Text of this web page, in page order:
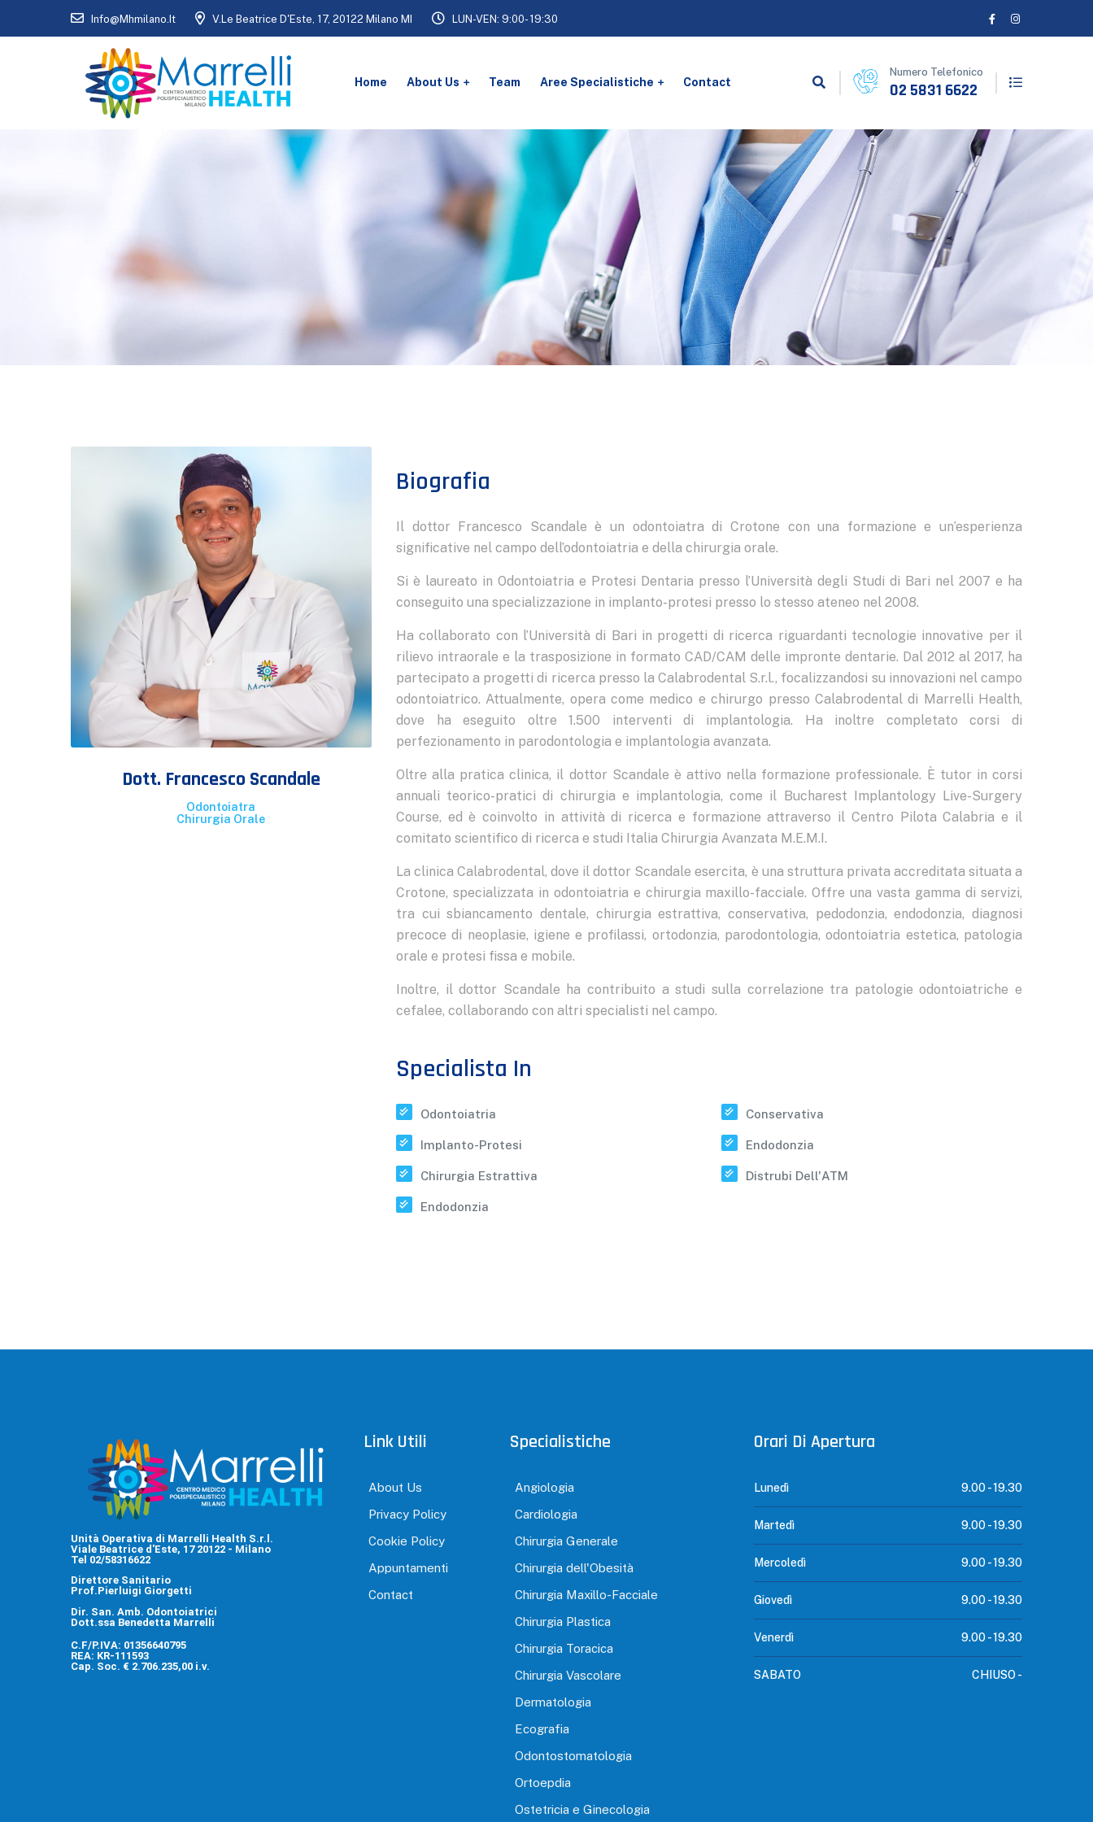
Info@mhmilano.it V.le Beatrice D'Este, 17, 20122 Milano MI LUN-VEN: 9:00- 19:30
Home About Us Team Aree Specialistiche Contact
Numero Telefonico
02 5831 6622
Dott. Francesco Scandale
Odontoiatra
Chirurgia Orale
Biografia
Il dottor Francesco Scandale è un odontoiatra di Crotone con una formazione e un’esperienza
significative nel campo dell’odontoiatria e della chirurgia orale.
Si è laureato in Odontoiatria e Protesi Dentaria presso l’Università degli Studi di Bari nel 2007 e ha
conseguito una specializzazione in implanto-protesi presso lo stesso ateneo nel 2008.
Ha collaborato con l’Università di Bari in progetti di ricerca riguardanti tecnologie innovative per il
rilievo intraorale e la trasposizione in formato CAD/CAM delle impronte dentarie. Dal 2012 al 2017, ha
partecipato a progetti di ricerca presso la Calabrodental S.r.l., focalizzandosi su innovazioni nel campo
odontoiatrico. Attualmente, opera come medico e chirurgo presso Calabrodental di Marrelli Health,
dove ha eseguito oltre 1.500 interventi di implantologia. Ha inoltre completato corsi di
perfezionamento in parodontologia e implantologia avanzata.
Oltre alla pratica clinica, il dottor Scandale è attivo nella formazione professionale. È tutor in corsi
annuali teorico-pratici di chirurgia e implantologia, come il Bucharest Implantology Live-Surgery
Course, ed è coinvolto in attività di ricerca e formazione attraverso il Centro Pilota Calabria e il
comitato scientifico di ricerca e studi Italia Chirurgia Avanzata M.E.M.I.
La clinica Calabrodental, dove il dottor Scandale esercita, è una struttura privata accreditata situata a
Crotone, specializzata in odontoiatria e chirurgia maxillo-facciale. Offre una vasta gamma di servizi,
tra cui sbiancamento dentale, chirurgia estrattiva, conservativa, pedodonzia, endodonzia, diagnosi
precoce di neoplasie, igiene e profilassi, ortodonzia, parodontologia, odontoiatria estetica, patologia
orale e protesi fissa e mobile.
Inoltre, il dottor Scandale ha contribuito a studi sulla correlazione tra patologie odontoiatriche e
cefalee, collaborando con altri specialisti nel campo.
Specialista In
Odontoiatria
Implanto-Protesi
Chirurgia Estrattiva
Endodonzia
Conservativa
Endodonzia
Distrubi Dell'ATM
Unità Operativa di Marrelli Health S.r.l.
Viale Beatrice d'Este, 17 20122 - Milano
Tel 02/58316622
Direttore Sanitario
Prof.Pierluigi Giorgetti
Dir. San. Amb. Odontoiatrici
Dott.ssa Benedetta Marrelli
C.F/P.IVA: 01356640795
REA: KR-111593
Cap. Soc. € 2.706.235,00 i.v.
Link Utili
About Us
Privacy Policy
Cookie Policy
Appuntamenti
Contact
Specialistiche
Angiologia
Cardiologia
Chirurgia Generale
Chirurgia dell'Obesità
Chirurgia Maxillo-Facciale
Chirurgia Plastica
Chirurgia Toracica
Chirurgia Vascolare
Dermatologia
Ecografia
Odontostomatologia
Ortoepdia
Ostetricia e Ginecologia
Orari Di Apertura
Lunedì 9.00 -19.30
Martedì 9.00 -19.30
Mercoledì 9.00 -19.30
Giovedì 9.00 -19.30
Venerdì 9.00 -19.30
SABATO CHIUSO -